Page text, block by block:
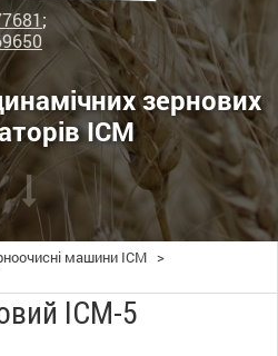
;
зернових
ІСМ
машини ІСМ >
ІСМ-5